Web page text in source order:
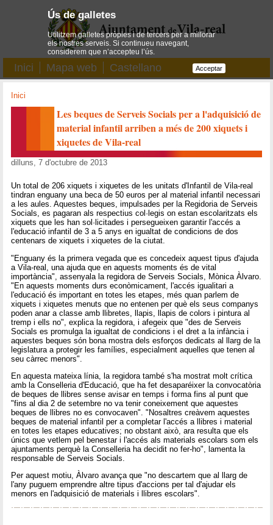
Inici Mapa web Castellano
Inici
Les beques de Serveis Socials per a l'adquisició de
material infantil arriben a més de 200 xiquets i
xiquetes de Vila-real
dilluns, 7 d'octubre de 2013
Un total de 206 xiquets i xiquetes de les unitats d'Infantil de Vila-real
tindran enguany una beca de 50 euros per al material infantil necessari
a les aules. Aquestes beques, impulsades per la Regidoria de Serveis
Socials, es pagaran als respectius col·legis on estan escolaritzats els
xiquets que les han sol·licitades i persegueixen garantir l'accés a
l'educació infantil de 3 a 5 anys en igualtat de condicions de dos
centenars de xiquets i xiquetes de la ciutat.
"Enguany és la primera vegada que es concedeix aquest tipus d'ajuda
a Vila-real, una ajuda que en aquests moments és de vital
importància", assenyala la regidora de Serveis Socials, Mònica Àlvaro.
"En aquests moments durs econòmicament, l'accés igualitari a
l'educació és important en totes les etapes, més quan parlem de
xiquets i xiquetes menuts que no entenen per què els seus companys
poden anar a classe amb llibretes, llapis, llapis de colors i pintura al
tremp i ells no", explica la regidora, i afegeix que "des de Serveis
Socials es promulga la igualtat de condicions i el dret a la infància i
aquestes beques són bona mostra dels esforços dedicats al llarg de la
legislatura a protegir les famílies, especialment aquelles que tenen al
seu càrrec menors".
En aquesta mateixa línia, la regidora també s'ha mostrat molt crítica
amb la Conselleria d'Educació, que ha fet desaparéixer la convocatòria
de beques de llibres sense avisar en temps i forma fins al punt que
"fins al dia 2 de setembre no va tenir coneixement que aquestes
beques de llibres no es convocaven". "Nosaltres creàvem aquestes
beques de material infantil per a completar l'accés a llibres i material
en totes les etapes educatives; no obstant això, ara resulta que els
únics que vetlem pel benestar i l'accés als materials escolars som els
ajuntaments perquè la Conselleria ha decidit no fer-ho", lamenta la
responsable de Serveis Socials.
Per aquest motiu, Àlvaro avança que "no descartem que al llarg de
l'any puguem emprendre altre tipus d'accions per tal d'ajudar els
menors en l'adquisició de materials i llibres escolars".
Ús de galletes
Utilitzem galletes pròpies i de tercers per a millorar
els nostres serveis. Si continueu navegant,
considerem que n’accepteu l’ús.
Acceptar